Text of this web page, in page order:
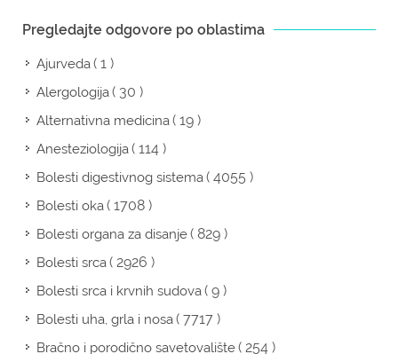
Pregledajte odgovore po oblastima
Ajurveda( 1 )
Alergologija( 30 )
Alternativna medicina( 19 )
Anesteziologija( 114 )
Bolesti digestivnog sistema( 4055 )
Bolesti oka( 1708 )
Bolesti organa za disanje( 829 )
Bolesti srca( 2926 )
Bolesti srca i krvnih sudova( 9 )
Bolesti uha, grla i nosa( 7717 )
Bračno i porodično savetovalište( 254 )